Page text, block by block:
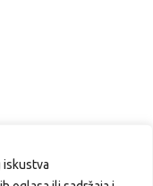
iskustva